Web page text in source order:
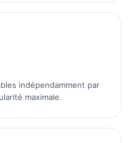
indépendamment par
maximale.